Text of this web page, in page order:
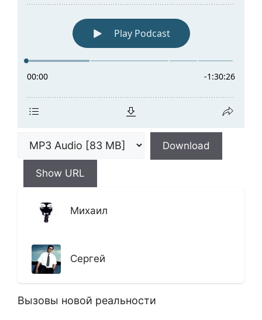
Download
Show URL
Михаил
Сергей
Вызовы новой реальности